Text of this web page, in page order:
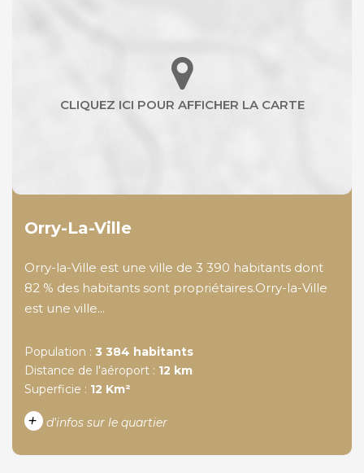
Orry-La-Ville
Orry-la-Ville est une ville de 3 390 habitants dont
82 % des habitants sont propriétaires.Orry-la-Ville
est une ville...
Population : 3 384 habitants
Distance de l'aéroport : 12 km
Superficie : 12 Km²
+ d'infos sur le quartier